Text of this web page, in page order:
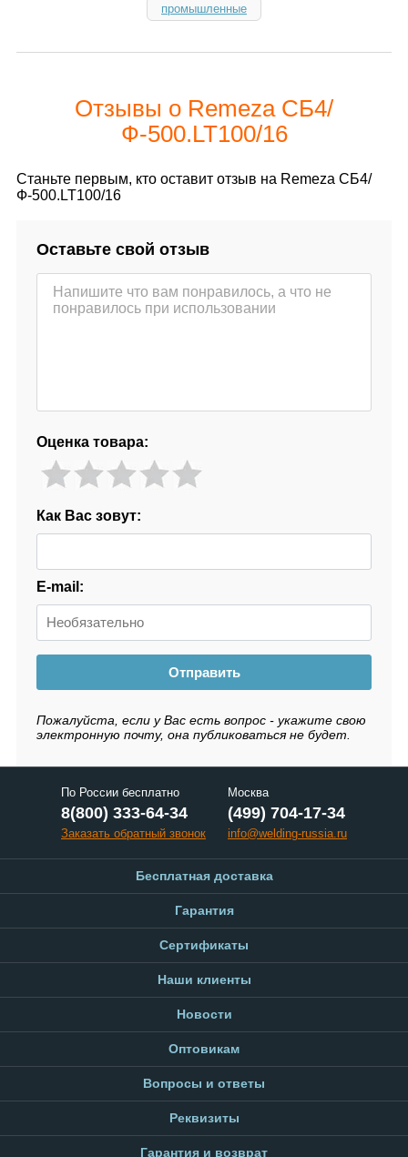
промышленные
Отзывы о Remeza СБ4/
Ф-500.LT100/16
Станьте первым, кто оставит отзыв на Remeza СБ4/
Ф-500.LT100/16
Оставьте свой отзыв
Оценка товара:
Как Вас зовут:
E-mail:
Отправить
Пожалуйста, если у Вас есть вопрос - укажите свою
электронную почту, она публиковаться не будет.
По России бесплатно
8(800) 333-64-34
Заказать обратный звонок
Москва
(499) 704-17-34
info@welding-russia.ru
Бесплатная доставка
Гарантия
Сертификаты
Наши клиенты
Новости
Оптовикам
Вопросы и ответы
Реквизиты
Гарантия и возврат